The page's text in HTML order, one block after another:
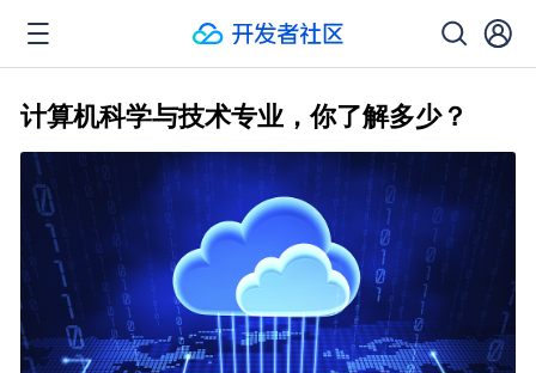
计算机科学与技术专业，你了解多少？